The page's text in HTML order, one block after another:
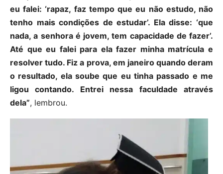
eu falei: ‘rapaz, faz tempo que eu não estudo, não
tenho mais condições de estudar’. Ela disse: ‘que
nada, a senhora é jovem, tem capacidade de fazer’.
Até que eu falei para ela fazer minha matrícula e
resolver tudo. Fiz a prova, em janeiro quando deram
o resultado, ela soube que eu tinha passado e me
ligou contando. Entrei nessa faculdade através
dela”, lembrou.